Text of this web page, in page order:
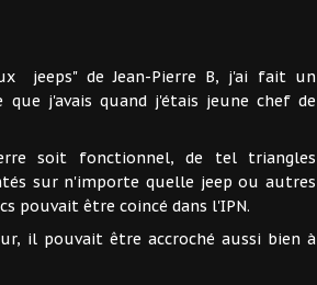
jeeps" de Jean-Pierre B, j'ai fait un
j'avais quand j'étais jeune chef de
soit fonctionnel, de tel triangles
sur n'importe quelle jeep ou autres
pouvait être coincé dans l'IPN.
il pouvait être accroché aussi bien à